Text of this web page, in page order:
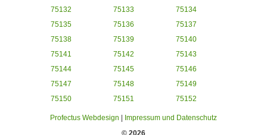
75132
75133
75134
75135
75136
75137
75138
75139
75140
75141
75142
75143
75144
75145
75146
75147
75148
75149
75150
75151 75152
Profectus Webdesign
Impressum und Datenschutz